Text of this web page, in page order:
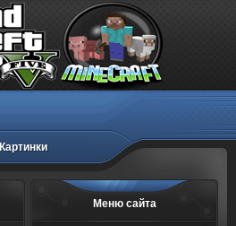
Картинки
Меню сайта